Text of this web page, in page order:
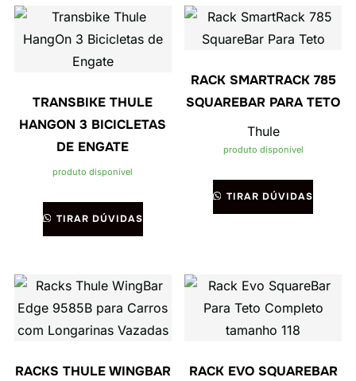
TRANSBIKE THULE
HANGON 3 BICICLETAS
DE ENGATE
produto disponível
TIRAR DÚVIDAS
RACK SMARTRACK 785
SQUAREBAR PARA TETO
Thule
produto disponível
TIRAR DÚVIDAS
RACKS THULE WINGBAR
RACK EVO SQUAREBAR